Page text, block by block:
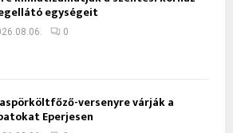
egységeit
0
versenyre várják a
Eperjesen